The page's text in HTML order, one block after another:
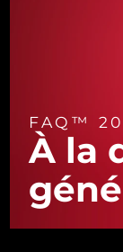
FAQ™
À la